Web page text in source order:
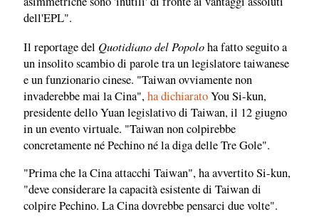
dell'EPL".
Il reportage del Quotidiano del Popoloha fatto seguito a
un insolito scambio di parole tra un legislatore taiwanese
e un funzionario cinese. "Taiwan ovviamente non
invaderebbe mai la Cina",ha dichiaratoYou Si-kun,
presidente dello Yuan legislativo di Taiwan, il 12 giugno
in un evento virtuale. "Taiwan non colpirebbe
concretamente né Pechino né la diga delle Tre Gole".
"Prima che la Cina attacchi Taiwan", ha avvertito Si-kun,
"deve considerare la capacità esistente di Taiwan di
colpire Pechino. La Cina dovrebbe pensarci due volte".